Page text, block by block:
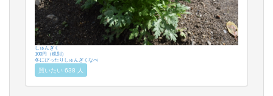
しゅんぎく
100円（税別）
冬にぴったりしゅんぎくなべ
買いたい 638 人